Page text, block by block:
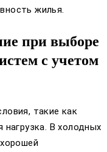
жилья.
при выборе
с учетом
такие как
нагрузка. В холодных